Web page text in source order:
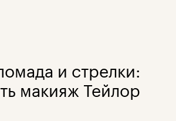
и стрелки:
макияж Тейлор